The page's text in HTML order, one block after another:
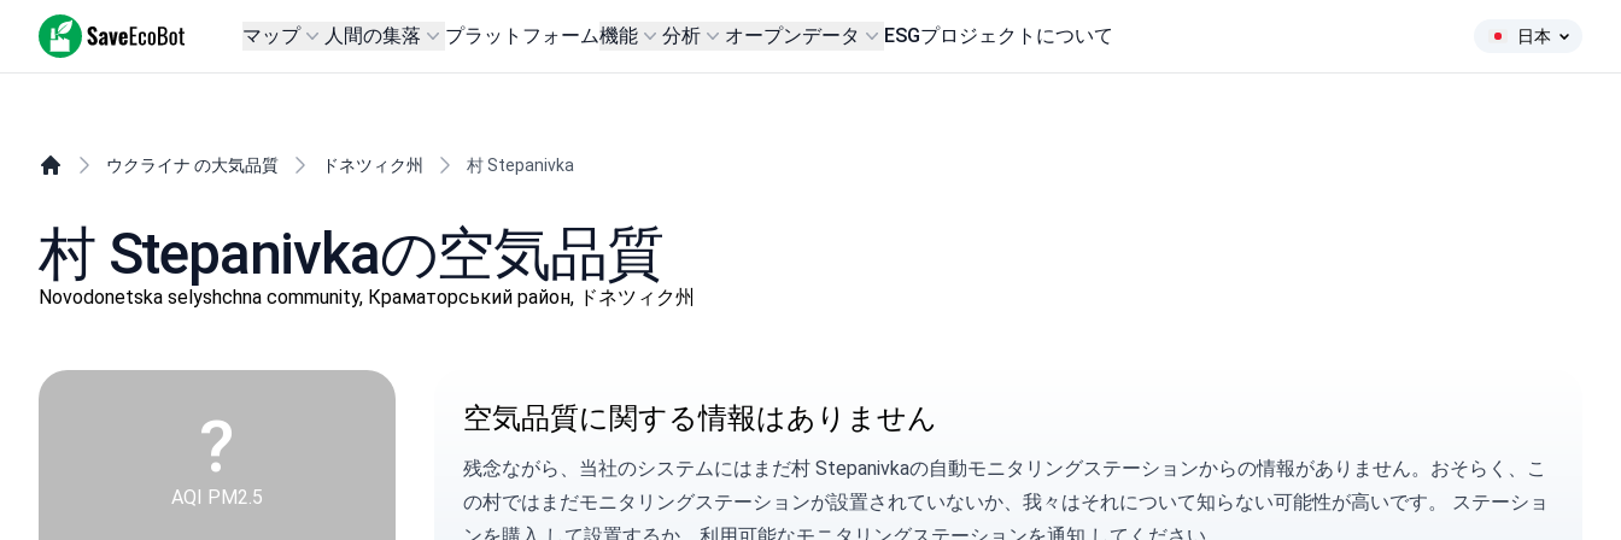
SaveEcoBot マップ 人間の集落 プラットフォーム機能 分析 オープンデータ ESGプロジェクトについて 日本
ウクライナ の大気品質 ドネツィク州 村 Stepanivka
村 Stepanivkaの空気品質
Novodonetska selyshchna community, Краматорський район, ドネツィク州
?
AQI PM2.5
空気品質に関する情報はありません
残念ながら、当社のシステムにはまだ村 Stepanivkaの自動モニタリングステーションからの情報がありません。おそらく、こ
の村ではまだモニタリングステーションが設置されていないか、我々はそれについて知らない可能性が高いです。 ステーショ